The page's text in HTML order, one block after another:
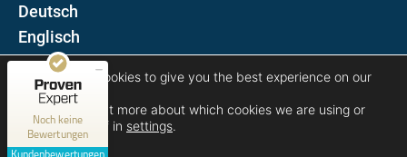
D
E
Folgen Sie uns auf
We are using cookies to give you the best experience on our
website.
You can find out more about which cookies we are using or
switch them off in settings.
Noch keine
Bewertungen
Kundenbewertungen
MANGELHAFT
0,00 / 5,00
Erfahren Sie mehr über dieses Bewertungssiegel